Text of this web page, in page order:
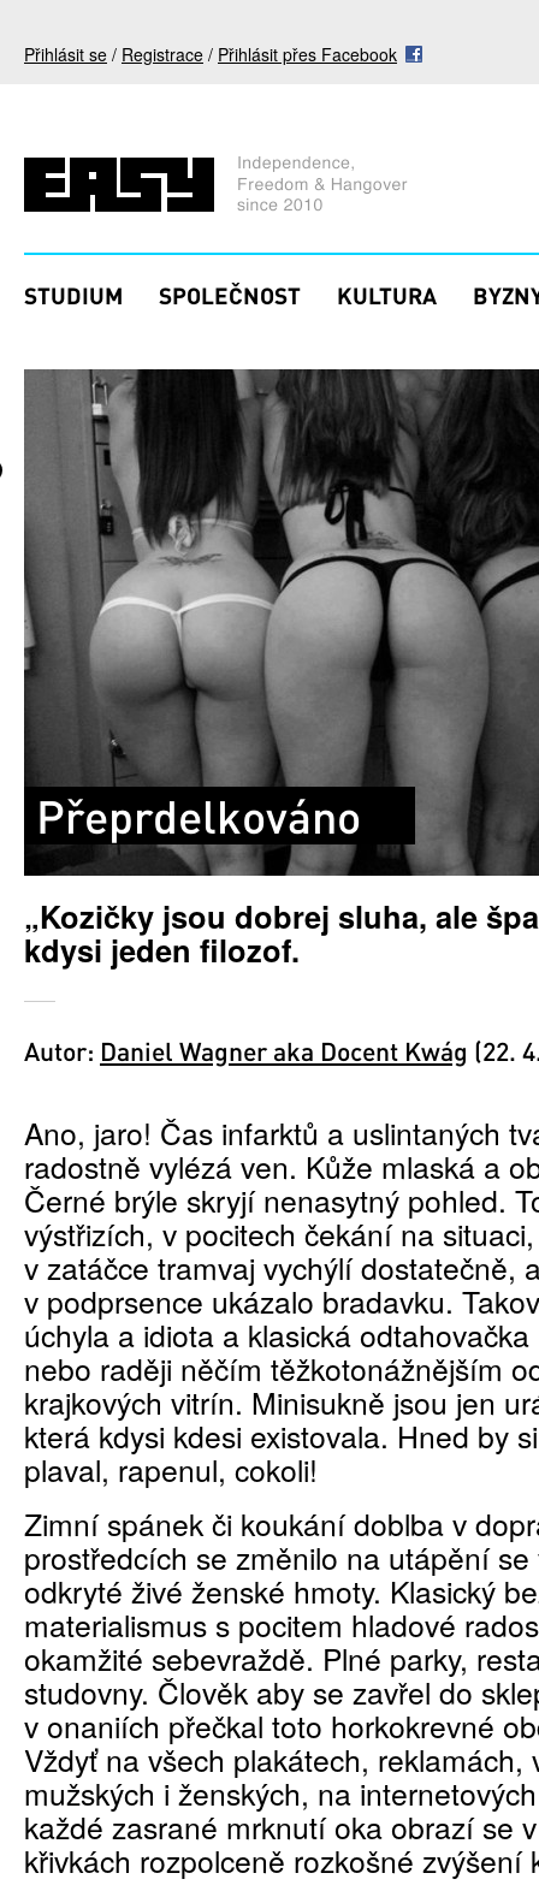
Přihlásit se / Registrace / Přihlásit přes Facebook
STUDIUM SPOLEČNOST KULTURA
Přeprdelkováno
„Kozičky jsou dobrej sluha, ale
kdysi jeden filozof.
Autor: Daniel Wagner aka Docent Kwág (22.
Ano, jaro! Čas infarktů a uslintaných
radostně vylézá ven. Kůže mlaská a
Černé brýle skryjí nenasytný pohled.
výstřizích, v pocitech čekání na
v zatáčce tramvaj vychýlí dostatečně,
v podprsence ukázalo bradavku.
úchyla a idiota a klasická
nebo raději něčím těžkotonážnějším
krajkových vitrín. Minisukně jsou jen
která kdysi kdesi existovala. Hned by
plaval, rapenul, cokoli!
Zimní spánek či koukání doblba v
prostředcích se změnilo na utápění
odkryté živé ženské hmoty. Klasický
materialismus s pocitem hladové
okamžité sebevraždě. Plné parky,
studovny. Člověk aby se zavřel do
v onaniích přečkal toto horkokrevné
Vždyť na všech plakátech, reklamách,
mužských i ženských, na
každé zasrané mrknutí oka obrazí se
křivkách rozpolceně rozkošné zvýšení